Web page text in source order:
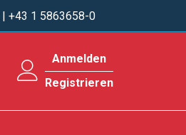
| +43 1 5863658-0
Anmelden
Registrieren